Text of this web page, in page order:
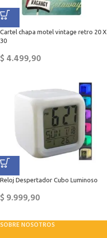
Cartel chapa motel vintage retro 20 X
30
$4.499,90
Reloj Despertador Cubo Luminoso
$9.999,90
SOBRE NOSOTROS